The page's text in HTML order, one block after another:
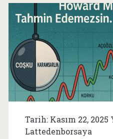
Etiket:
Tarih: Kasım 22, 2025
Lattedenborsaya